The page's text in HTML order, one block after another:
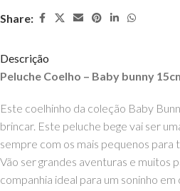
Share:
Descrição
Peluche Coelho – Baby bunny
Este coelhinho da coleção Baby
brincar. Este peluche bege vai ser
sempre com os mais pequenos para
Vão ser grandes aventuras e muitos
companhia ideal para um soninho